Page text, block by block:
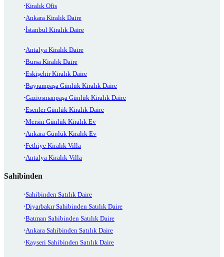
Kiralık Ofis
Ankara Kiralık Daire
İstanbul Kiralık Daire
Antalya Kiralık Daire
Bursa Kiralık Daire
Eskişehir Kiralık Daire
Bayrampaşa Günlük Kiralık Daire
Gaziosmanpaşa Günlük Kiralık Daire
Esenler Günlük Kiralık Daire
Mersin Günlük Kiralık Ev
Ankara Günlük Kiralık Ev
Fethiye Kiralık Villa
Antalya Kiralık Villa
Sahibinden
Sahibinden Satılık Daire
Diyarbakır Sahibinden Satılık Daire
Batman Sahibinden Satılık Daire
Ankara Sahibinden Satılık Daire
Kayseri Sahibinden Satılık Daire